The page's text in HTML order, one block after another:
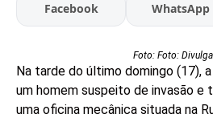
Facebook
WhatsApp
Foto: Foto:
Na tarde do último domingo (17),
um homem suspeito de invasão
uma oficina mecânica situada na